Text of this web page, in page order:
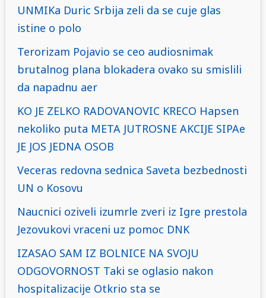
UNMIKa Duric Srbija zeli da se cuje glas
istine o polo
Terorizam Pojavio se ceo audiosnimak
brutalnog plana blokadera ovako su smislili
da napadnu aer
KO JE ZELKO RADOVANOVIC KRECO Hapsen
nekoliko puta META JUTROSNE AKCIJE SIPAe
JE JOS JEDNA OSOB
Veceras redovna sednica Saveta bezbednosti
UN o Kosovu
Naucnici oziveli izumrle zveri iz Igre prestola
Jezovukovi vraceni uz pomoc DNK
IZASAO SAM IZ BOLNICE NA SVOJU
ODGOVORNOST Taki se oglasio nakon
hospitalizacije Otkrio sta se